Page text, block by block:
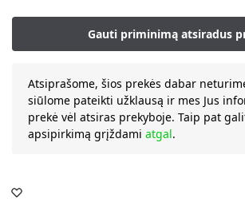
Atsiprašome, šios prekės dabar
siūlome pateikti užklausą ir mes Jus
prekė vėl atsiras prekyboje. Taip pat
apsipirkimą grįždami atgal.